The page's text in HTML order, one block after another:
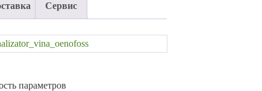
Сервис
параметров